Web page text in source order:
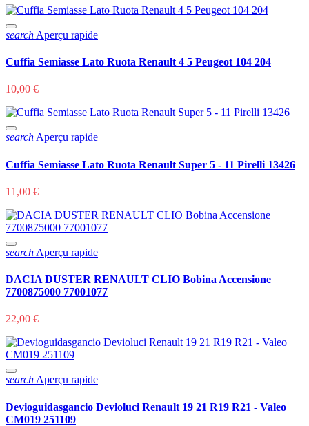
search Aperçu rapide
Cuffia Semiasse Lato Ruota Renault 4 5 Peugeot 104 204
10,00 €
search Aperçu rapide
Cuffia Semiasse Lato Ruota Renault Super 5 - 11 Pirelli 13426
11,00 €
search Aperçu rapide
DACIA DUSTER RENAULT CLIO Bobina Accensione
7700875000 77001077
22,00 €
searchAperçu rapide
Devioguidasgancio Devioluci Renault 19 21 R19 R21 - Valeo
CM019 251109